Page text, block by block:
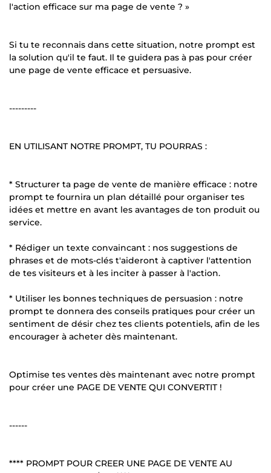
l'action efficace sur ma page de vente ? »
Si tu te reconnais dans cette situation, notre prompt est
la solution qu'il te faut. Il te guidera pas à pas pour créer
une page de vente efficace et persuasive.
---------
EN UTILISANT NOTRE PROMPT, TU POURRAS :
* Structurer ta page de vente de manière efficace : notre
prompt te fournira un plan détaillé pour organiser tes
idées et mettre en avant les avantages de ton produit ou
service.
* Rédiger un texte convaincant : nos suggestions de
phrases et de mots-clés t'aideront à captiver l'attention
de tes visiteurs et à les inciter à passer à l'action.
* Utiliser les bonnes techniques de persuasion : notre
prompt te donnera des conseils pratiques pour créer un
sentiment de désir chez tes clients potentiels, afin de les
encourager à acheter dès maintenant.
Optimise tes ventes dès maintenant avec notre prompt
pour créer une PAGE DE VENTE QUI CONVERTIT !
------
**** PROMPT POUR CREER UNE PAGE DE VENTE AU